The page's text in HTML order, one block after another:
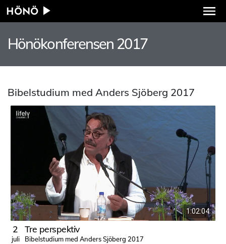
HÖNÖ
Hönökonferensen 2017
Bibelstudium med Anders Sjöberg 2017
1:02:04
2
juli
Tre perspektiv
Bibelstudium med Anders Sjöberg 2017